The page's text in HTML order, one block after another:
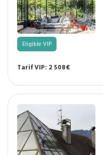
Eligible VIP
Tarif VIP: 2 508€